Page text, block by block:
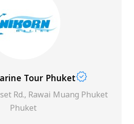
Tour Phuketverified
Rd., Rawai Muang Phuket
Phuket